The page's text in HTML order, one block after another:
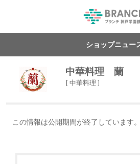
ショップニュー
中華料理 蘭
[ 中華料理 ]
この情報は公開期間が終了しています。